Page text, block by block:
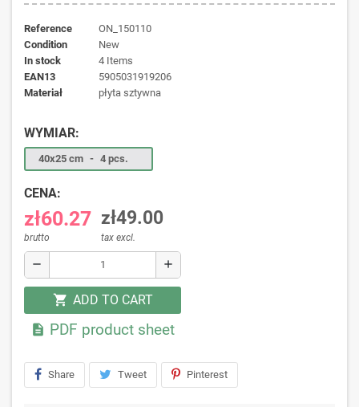
Reference
ON_150110
Condition
New
In stock
4 Items
EAN13
5905031919206
materiał
płyta sztywna
WYMIAR:
40x25 cm - 4 pcs.
CENA:
zł60.27
brutto
zł49.00
tax excl.
remove add
shopping_cart ADD TO CART
 PDF product sheet
Share Tweet Pinterest